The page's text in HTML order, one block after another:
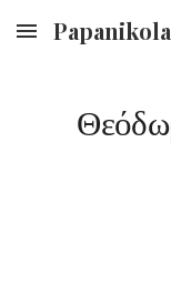
Skip to main